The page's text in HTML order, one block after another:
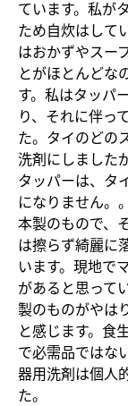
ています。私が
ため自炊はして
はおかずやスー
とがほとんどな
す。私はタッパ
り、それに伴っ
た。タイのどの
洗剤にしました
タッパーは、タ
になりません。
本製のもので、
は擦らず綺麗に
います。現地で
があると思って
製のものがやは
と感じます。食
で必需品ではな
器用洗剤は個人
た。